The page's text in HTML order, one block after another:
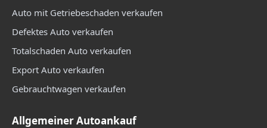
Auto mit Getriebeschaden verkaufen
Defektes Auto verkaufen
Totalschaden Auto verkaufen
Export Auto verkaufen
Gebrauchtwagen verkaufen
Allgemeiner Autoankauf